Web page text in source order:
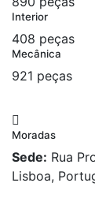
Interior
408 peças
Mecânica
921 peças
Moradas
Sede: Rua
Lisboa,